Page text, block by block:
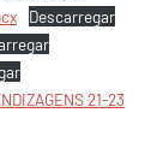
Descarregar
21-23